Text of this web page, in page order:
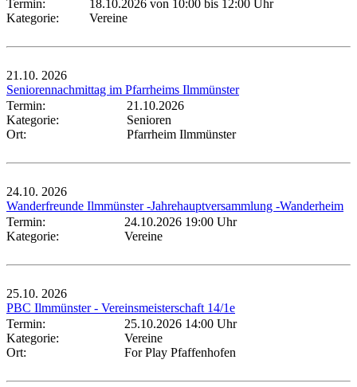
Termin:
18.10.2026 von 10:00 bis 12:00 Uhr
Kategorie:
Vereine
21.10. 2026
Seniorennachmittag im Pfarrheims Ilmmünster
Termin:
21.10.2026
Kategorie:
Senioren
Ort:
Pfarrheim Ilmmünster
24.10. 2026
Wanderfreunde Ilmmünster -Jahrehauptversammlung -Wanderheim
Termin:
24.10.2026 19:00 Uhr
Kategorie:
Vereine
25.10. 2026
PBC Ilmmünster - Vereinsmeisterschaft 14/1e
Termin:
25.10.2026 14:00 Uhr
Kategorie:
Vereine
Ort:
For Play Pfaffenhofen